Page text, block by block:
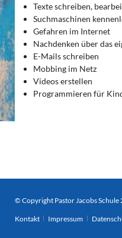
Texte schreiben,
Suchmaschinen
Gefahren im Internet
Nachdenken über das
E-Mails schreiben
Mobbing im Netz
Videos erstellen
Programmieren für
© Copyright Pastor Jacobs Schule
Navigation
Kontakt Impressum